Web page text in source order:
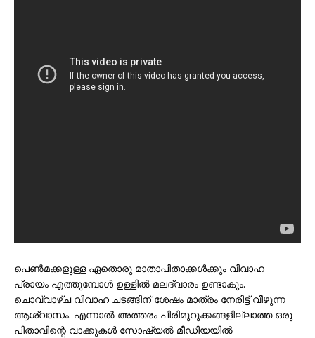
പെൺമക്കളുള്ള ഏതൊരു മാതാപിതാക്കൾക്കും വിവാഹ
പ്രായം എത്തുമ്പോൾ ഉള്ളിൽ മലദ്വാരം ഉണ്ടാകും.
ചൊവ്വാഴ്ച വിവാഹ ചടങ്ങിന് ശേഷം മാത്രം നേരിട്ട് വീഴുന്ന
ആശ്വാസം. എന്നാൽ അത്തരം പിരിമുറുക്കങ്ങളില്ലാത്ത ഒരു
പിതാവിന്റെ വാക്കുകൾ സോഷ്യൽ മീഡിയയിൽ